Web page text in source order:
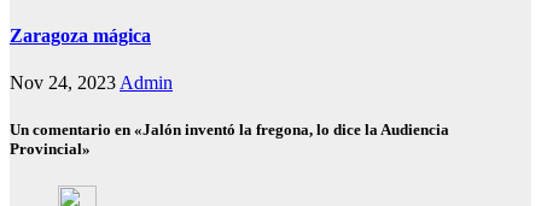
Zaragoza mágica
Nov 24, 2023 Admin
Un comentario en «Jalón inventó la fregona, lo dice la Audiencia
Provincial»